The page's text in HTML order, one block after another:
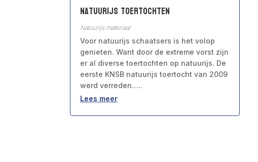
Natuurijs toertochten
Natuurijs materiaal
Voor natuurijs schaatsers is het volop
genieten. Want door de extreme vorst zijn
er al diverse toertochten op natuurijs. De
eerste KNSB natuurijs toertocht van 2009
werd verreden…..
Lees meer